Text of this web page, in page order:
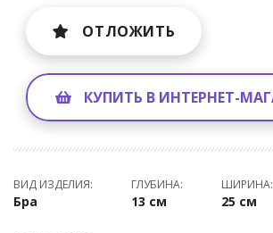
ОТЛОЖИТЬ
КУПИТЬ В ИНТЕРНЕТ-
ВИД ИЗДЕЛИЯ:
Бра
ГЛУБИНА:
13 см
ШИРИНА:
25 см